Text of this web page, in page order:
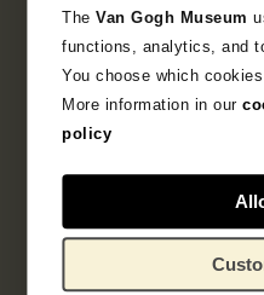
TheVan Gogh Museum
functions, analytics, and
You choose which
More information in our
policy
Ontdek de bijzondere
uit het fin-de-siècle.